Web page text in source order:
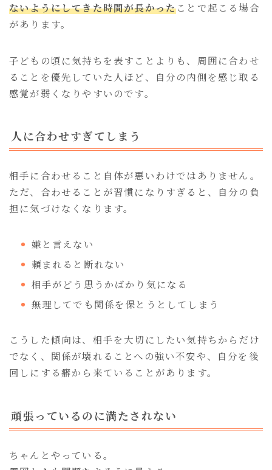
ないようにしてきた時間が長かったことで起こる場合
があります。
子どもの頃に気持ちを表すことよりも、周囲に合わせ
ることを優先していた人ほど、自分の内側を感じ取る
感覚が弱くなりやすいのです。
人に合わせすぎてしまう
相手に合わせること自体が悪いわけではありません。
ただ、合わせることが習慣になりすぎると、自分の負
担に気づけなくなります。
嫌と言えない
頼まれると断れない
相手がどう思うかばかり気になる
無理してでも関係を保とうとしてしまう
こうした傾向は、相手を大切にしたい気持ちからだけ
でなく、関係が壊れることへの強い不安や、自分を後
回しにする癖から来ていることがあります。
頑張っているのに満たされない
ちゃんとやっている。